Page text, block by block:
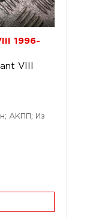
1996-
VIII
АКПП; Из